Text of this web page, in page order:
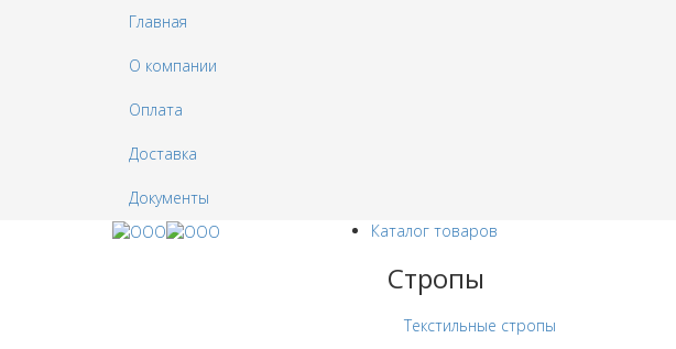
Главная
О компании
Оплата
Доставка
Документы
Каталог товаров
Стропы
Текстильные стропы